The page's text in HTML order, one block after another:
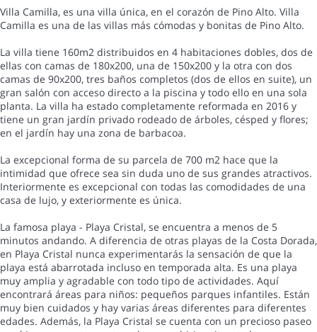
Villa Camilla, es una villa única, en el corazón de Pino Alto. Villa
Camilla es una de las villas más cómodas y bonitas de Pino Alto.
La villa tiene 160m2 distribuidos en 4 habitaciones dobles, dos de
ellas con camas de 180x200, una de 150x200 y la otra con dos
camas de 90x200, tres baños completos (dos de ellos en suite), un
gran salón con acceso directo a la piscina y todo ello en una sola
planta. La villa ha estado completamente reformada en 2016 y
tiene un gran jardín privado rodeado de árboles, césped y flores;
en el jardín hay una zona de barbacoa.
La excepcional forma de su parcela de 700 m2 hace que la
intimidad que ofrece sea sin duda uno de sus grandes atractivos.
Interiormente es excepcional con todas las comodidades de una
casa de lujo, y exteriormente es única.
La famosa playa - Playa Cristal, se encuentra a menos de 5
minutos andando. A diferencia de otras playas de la Costa Dorada,
en Playa Cristal nunca experimentarás la sensación de que la
playa está abarrotada incluso en temporada alta. Es una playa
muy amplia y agradable con todo tipo de actividades. Aquí
encontrará áreas para niños: pequeños parques infantiles. Están
muy bien cuidados y hay varias áreas diferentes para diferentes
edades. Además, la Playa Cristal se cuenta con un precioso paseo